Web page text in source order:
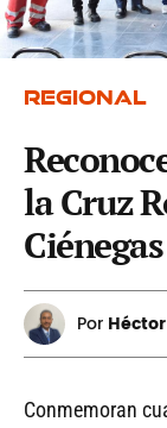
REGIONAL
la Cruz
Ciénegas
Por
Conmemoran